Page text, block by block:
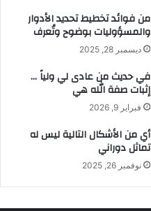
من فوائد تخطيط تحديد الأدوار
والمسؤوليات بوضوح وتُعرف
ديسمبر 28, 2025
في حديث من عادى لي ولياً …
إثبات صفة الله هي
فبراير 9, 2026
أي من الأشكال التالية ليس له
تماثل دوراني
نوفمبر 26, 2025